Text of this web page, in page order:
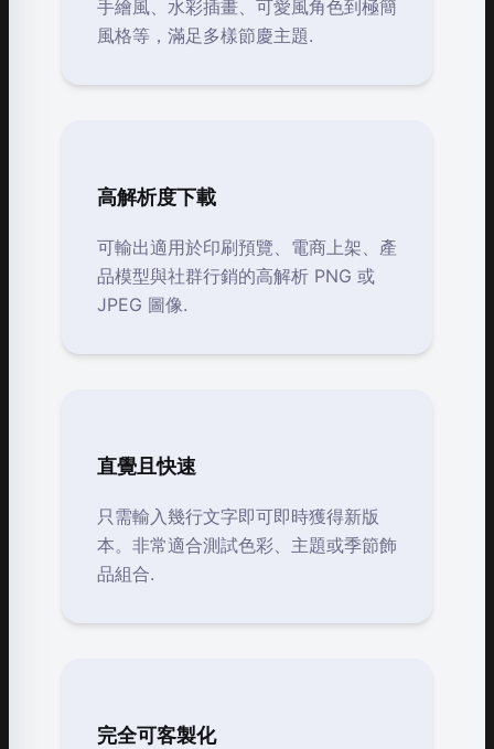
手繪風、水彩插畫、可愛風角色到極簡
風格等，滿足多樣節慶主題.
高解析度下載
可輸出適用於印刷預覽、電商上架、產
品模型與社群行銷的高解析 PNG 或
JPEG 圖像.
直覺且快速
只需輸入幾行文字即可即時獲得新版
本。非常適合測試色彩、主題或季節飾
品組合.
完全可客製化